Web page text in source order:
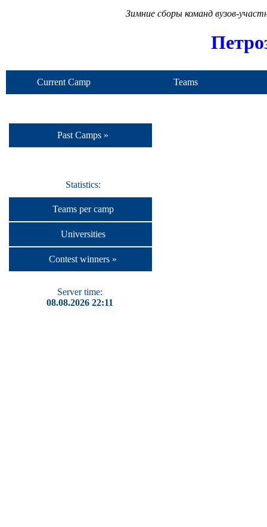
Зимние сборы команд вузов-
Current Camp Teams
Past Camps »
Statistics:
Teams per camp
Universities
Contest winners »
Server time:
08.08.2026 22:11